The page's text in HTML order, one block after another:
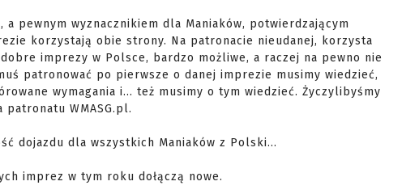
pewnym wyznacznikiem dla Maniaków, potwierdzającym
korzystają obie strony. Na patronacie nieudanej, korzysta
imprezy w Polsce, bardzo możliwe, a raczej na pewno nie
patronować po pierwsze o danej imprezie musimy wiedzieć,
wymagania i... też musimy o tym wiedzieć. Życzylibyśmy
WMASG.pl.
dojazdu dla wszystkich Maniaków z Polski...
imprez w tym roku dołączą nowe.